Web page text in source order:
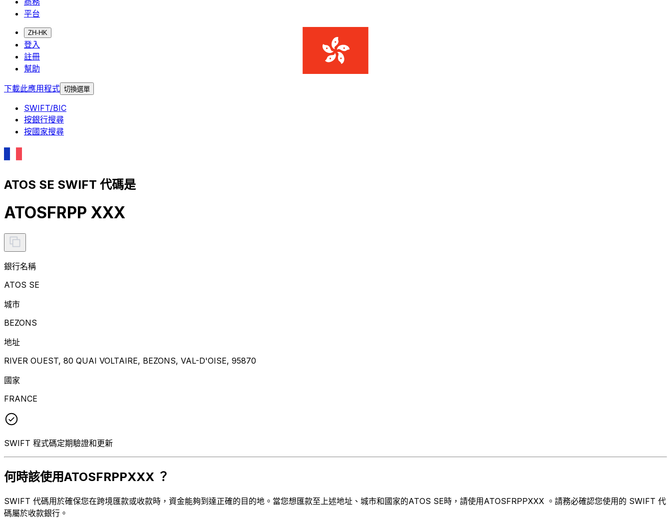
平台
ZH-HK
登入
註冊
幫助
下載此應用程式 切換選單
SWIFT/BIC
按銀行搜尋
按國家搜尋
ATOS SE SWIFT 代碼是
ATOSFRPP XXX
銀行名稱
ATOS SE
城市
BEZONS
地址
RIVER OUEST, 80 QUAI VOLTAIRE, BEZONS, VAL-D'OISE, 95870
國家
FRANCE
SWIFT 程式碼定期驗證和更新
何時該使用ATOSFRPPXXX ？
SWIFT 代碼用於確保您在跨境匯款或收款時，資金能夠到達正確的目的地。當您想匯款至上述地址、城市和國家的ATOS SE時，請使用ATOSFRPPXXX 。請務必確認您使用的 SWIFT 代
碼屬於收款銀行。